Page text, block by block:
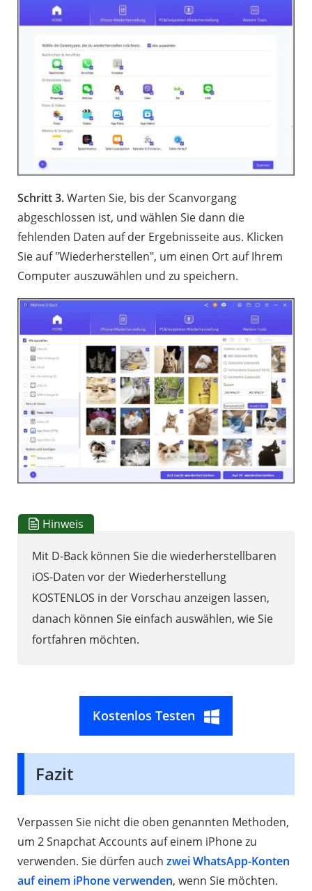
Schritt 3.Warten Sie, bis der Scanvorgang
abgeschlossen ist, und wählen Sie dann die
fehlenden Daten auf der Ergebnisseite aus. Klicken
Sie auf "Wiederherstellen", um einen Ort auf Ihrem
Computer auszuwählen und zu speichern.
Hinweis
Mit D-Back können Sie die wiederherstellbaren
iOS-Daten vor der Wiederherstellung
KOSTENLOS in der Vorschau anzeigen lassen,
danach können Sie einfach auswählen, wie Sie
fortfahren möchten.
Kostenlos Testen
Fazit
Verpassen Sie nicht die oben genannten Methoden,
um 2 Snapchat Accounts auf einem iPhone zu
verwenden. Sie dürfen auch zwei WhatsApp-Konten
auf einem iPhone verwenden, wenn Sie möchten.